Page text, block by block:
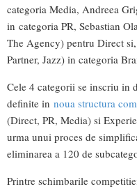
categoria Media, Andreea
in categoria PR, Sebastian
The Agency) pentru Direct
Partner, Jazz) in categoria
Cele 4 categorii se inscriu in
definite in noua structura
(Direct, PR, Media) si
urma unui proces de
eliminarea a 120 de
Printre schimbarile